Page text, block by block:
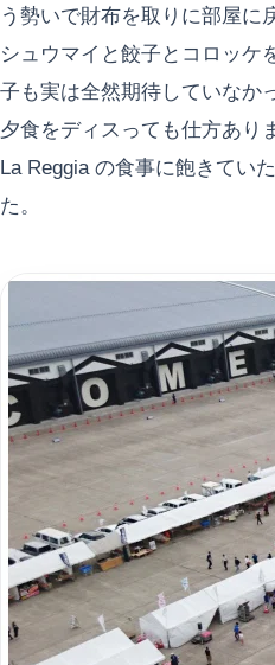
う勢いで財布を取りに部屋に
シュウマイと餃子とコロッケ
子も実は全然期待していなか
夕食をディスっても仕方あり
La Reggia の食事に飽きてい
た。